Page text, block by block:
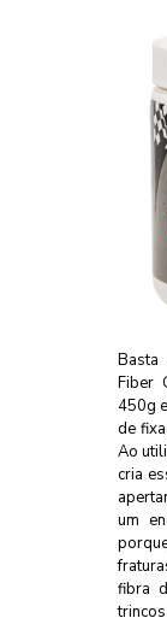
Basta
Fiber
450g
de
Ao
cria
um
fibra